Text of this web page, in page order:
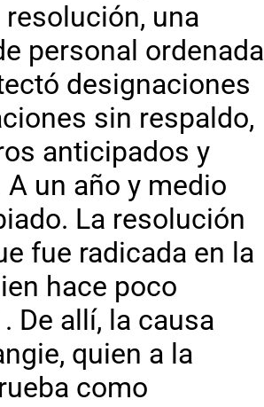
una
personal ordenada
designaciones
sin respaldo,
anticipados y
un año y medio
La resolución
fue radicada en la
hace poco
De allí, la causa
quien a la
como